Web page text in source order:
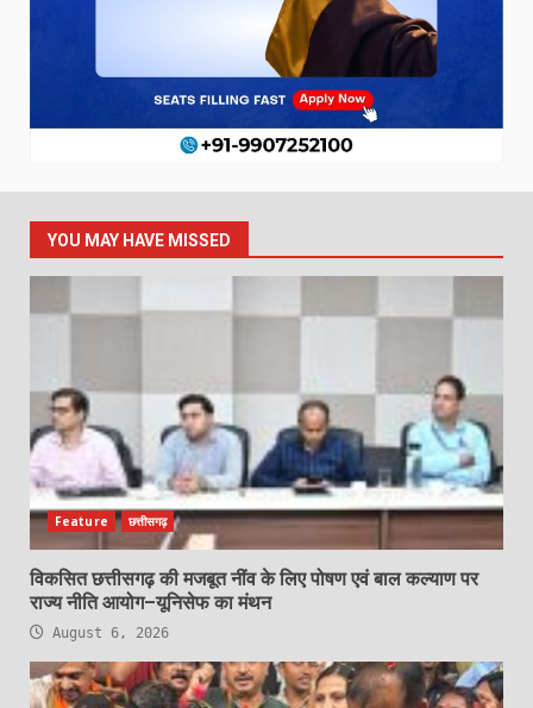
YOU MAY HAVE MISSED
Feature छत्तीसगढ़
विकसित छत्तीसगढ़ की मजबूत नींव के लिए पोषण एवं बाल कल्याण पर
राज्य नीति आयोग–यूनिसेफ का मंथन
August 6, 2026